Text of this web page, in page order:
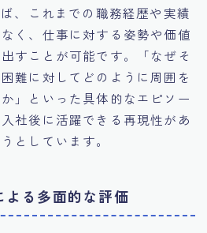
、これまでの職務経歴や実績
く、仕事に対する姿勢や価値
すことが可能です。「なぜそ
難に対してどのように周囲を
」といった具体的なエピソー
社後に活躍できる再現性があ
としています。
る多面的な評価